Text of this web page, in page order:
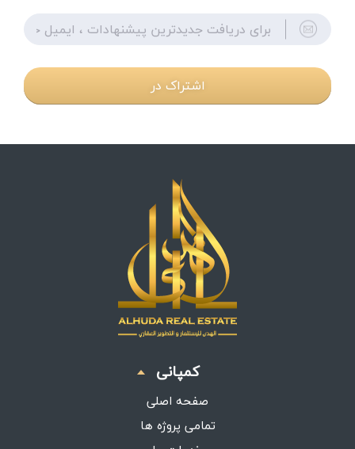
اشتراک در
کمپانی
صفحه اصلی
تمامی پروژه ها